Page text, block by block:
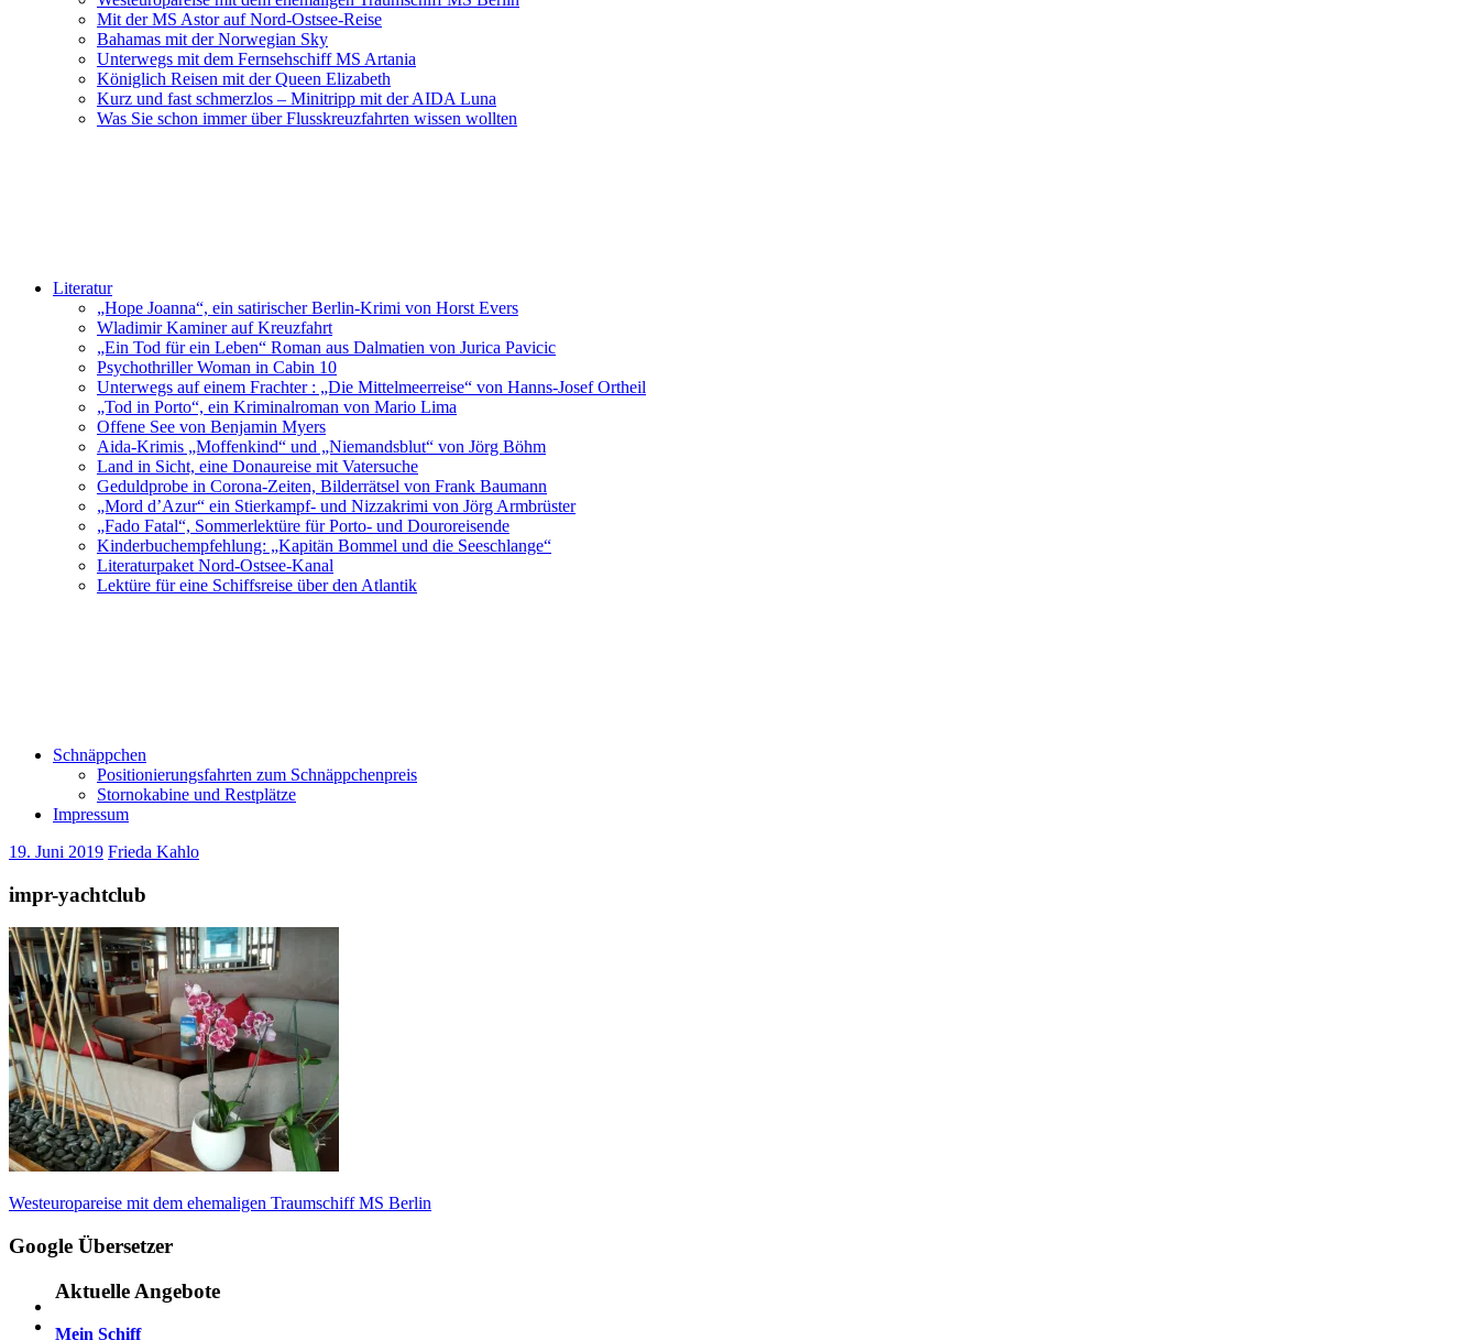
Mit der MS Astor auf Nord-Ostsee-Reise
Bahamas mit der Norwegian Sky
Unterwegs mit dem Fernsehschiff MS Artania
Königlich Reisen mit der Queen Elizabeth
Kurz und fast schmerzlos – Minitripp mit der AIDA Luna
Was Sie schon immer über Flusskreuzfahrten wissen wollten
Literatur
„Hope Joanna“, ein satirischer Berlin-Krimi von Horst Evers
Wladimir Kaminer auf Kreuzfahrt
„Ein Tod für ein Leben“ Roman aus Dalmatien von Jurica Pavicic
Psychothriller Woman in Cabin 10
Unterwegs auf einem Frachter : „Die Mittelmeerreise“ von Hanns-Josef Ortheil
„Tod in Porto“, ein Kriminalroman von Mario Lima
Offene See von Benjamin Myers
Aida-Krimis „Moffenkind“ und „Niemandsblut“ von Jörg Böhm
Land in Sicht, eine Donaureise mit Vatersuche
Geduldprobe in Corona-Zeiten, Bilderrätsel von Frank Baumann
„Mord d’Azur“ ein Stierkampf- und Nizzakrimi von Jörg Armbrüster
„Fado Fatal“, Sommerlektüre für Porto- und Douroreisende
Kinderbuchempfehlung: „Kapitän Bommel und die Seeschlange“
Literaturpaket Nord-Ostsee-Kanal
Lektüre für eine Schiffsreise über den Atlantik
Schnäppchen
Positionierungsfahrten zum Schnäppchenpreis
Stornokabine und Restplätze
Impressum
19. Juni 2019 Frieda Kahlo
impr-yachtclub
Beitragsnavigation
Vorheriger
Westeuropareise mit dem ehemaligen Traumschiff MS Berlin
Google Übersetzer
Aktuelle Angebote
Mein Schiff